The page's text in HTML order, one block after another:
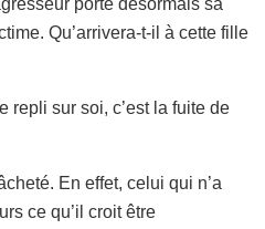
Qu’arrivera-t-il à cette fille
repli sur soi, c’est la fuite de
En effet, celui qui n’a
ce qu’il croit être